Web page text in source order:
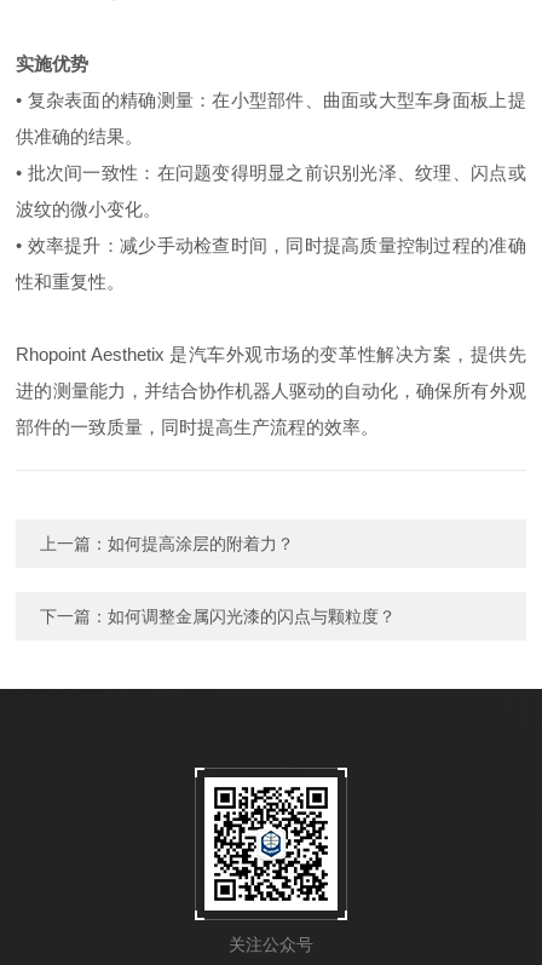
实施优势
• 复杂表面的精确测量：在小型部件、曲面或大型车身面板上提
供准确的结果。
• 批次间一致性：在问题变得明显之前识别光泽、纹理、闪点或
波纹的微小变化。
• 效率提升：减少手动检查时间，同时提高质量控制过程的准确
性和重复性。
Rhopoint Aesthetix 是汽车外观市场的变革性解决方案，提供先
进的测量能力，并结合协作机器人驱动的自动化，确保所有外观
部件的一致质量，同时提高生产流程的效率。
上一篇：如何提高涂层的附着力？
下一篇：如何调整金属闪光漆的闪点与颗粒度？
关注公众号